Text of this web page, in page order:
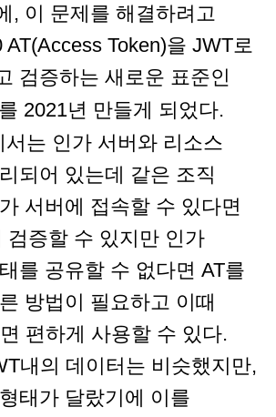
, 이 문제를 해결하려고
AT(Access Token)을 JWT로
검증하는 새로운 표준인
를 2021년 만들게 되었다.
서는 인가 서버와 리소스
되어 있는데 같은 조직
서버에 접속할 수 있다면
검증할 수 있지만 인가
를 공유할 수 없다면 AT를
방법이 필요하고 이때
편하게 사용할 수 있다.
내의 데이터는 비슷했지만,
태가 달랐기에 이를